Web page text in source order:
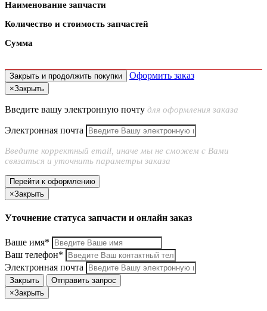
Наименование запчасти
Количество и стоимость запчастей
Сумма
Закрыть и продолжить покупки Оформить заказ
×Закрыть
Введите вашу электронную почту для оформления заказа
Электронная почта
Введите корректный email, иначе мы не сможем с Вами
связаться и уточнить параметры заказа
Перейти к оформлению
×Закрыть
Уточнение статуса запчасти и онлайн заказ
Ваше имя*
Ваш телефон*
Электронная почта
Закрыть
Отправить запрос
×Закрыть